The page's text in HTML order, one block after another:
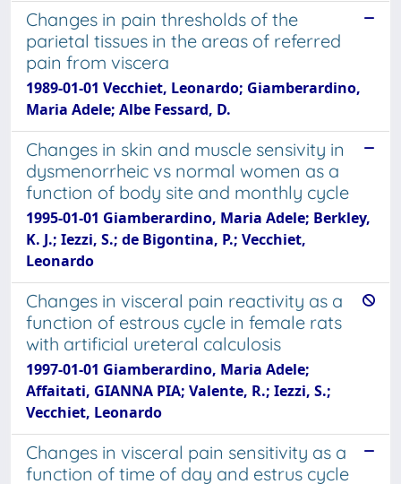
Changes in pain thresholds of the
parietal tissues in the areas of referred
pain from viscera
1989-01-01 Vecchiet, Leonardo; Giamberardino,
Maria Adele; Albe Fessard, D.
Changes in skin and muscle sensivity in
dysmenorrheic vs normal women as a
function of body site and monthly cycle
1995-01-01 Giamberardino, Maria Adele; Berkley,
K. J.; Iezzi, S.; de Bigontina, P.; Vecchiet,
Leonardo
Changes in visceral pain reactivity as a
function of estrous cycle in female rats
with artificial ureteral calculosis
1997-01-01 Giamberardino, Maria Adele;
Affaitati, GIANNA PIA; Valente, R.; Iezzi, S.;
Vecchiet, Leonardo
Changes in visceral pain sensitivity as a
function of time of day and estrus cycle